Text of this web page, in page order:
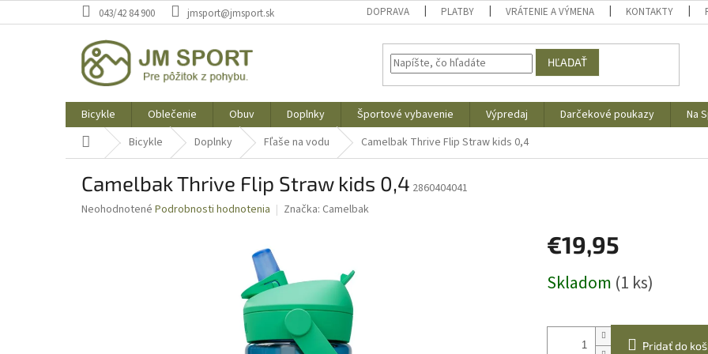
na
043/42 84 900 jmsport@jmsport.sk DOPRAVA PLATBY VRÁTENIE A VÝMENA KONTAKTY
HĽADAŤ
Bicykle Oblečenie Obuv Doplnky Športové vybavenie Výpredaj Darčekové poukazy Na
DomovBicykle Doplnky Fľaše na vodu Camelbak Thrive Flip Straw kids 0,4
Camelbak Thrive Flip Straw kids 0,4 2860404041
Priemerné
Neohodnotené Podrobnosti hodnotenia Značka: Camelbak
€19,95
cena:
Skladom (1 ks)
Pridať do